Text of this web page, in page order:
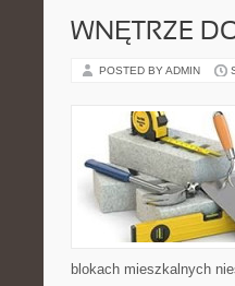
WNĘTRZE
POSTED BY ADMIN
blokach mieszkalnych